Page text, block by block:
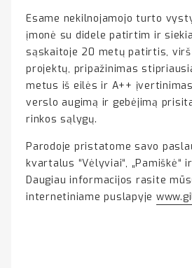
Esame nekilnojamojo turto
įmonė su didele patirtim ir
sąskaitoje 20 metų patirtis,
projektų, pripažinimas
metus iš eilės ir A++
verslo augimą ir gebėjimą
rinkos sąlygų.
Parodoje pristatome savo
kvartalus “Vėlyviai“, „Pamiškė“
Daugiau informacijos rasite
internetiniame puslapyje